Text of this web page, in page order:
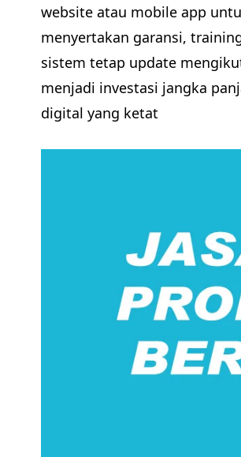
website atau mobile app
menyertakan garansi,
sistem tetap update
menjadi investasi jangka
digital yang ketat